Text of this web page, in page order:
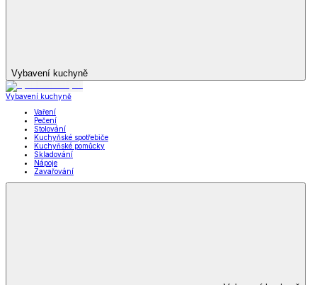
Vybavení kuchyně
Vybavení kuchyně
Vaření
Pečení
Stolování
Kuchyňské spotřebiče
Kuchyňské pomůcky
Skladování
Nápoje
Zavařování